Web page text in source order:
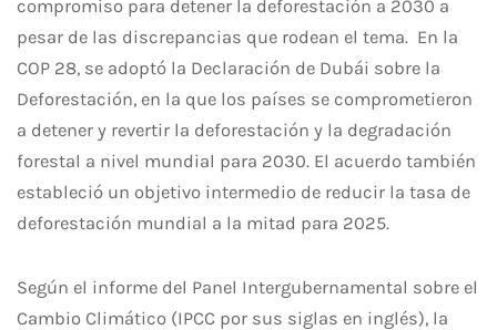
compromiso para detener la deforestación a 2030 a
pesar de las discrepancias que rodean el tema. En la
COP 28, se adoptó la Declaración de Dubái sobre la
Deforestación, en la que los países se comprometieron
a detener y revertir la deforestación y la degradación
forestal a nivel mundial para 2030. El acuerdo también
estableció un objetivo intermedio de reducir la tasa de
deforestación mundial a la mitad para 2025.
Según el informe del Panel Intergubernamental sobre el
Cambio Climático (IPCC por sus siglas en inglés), la